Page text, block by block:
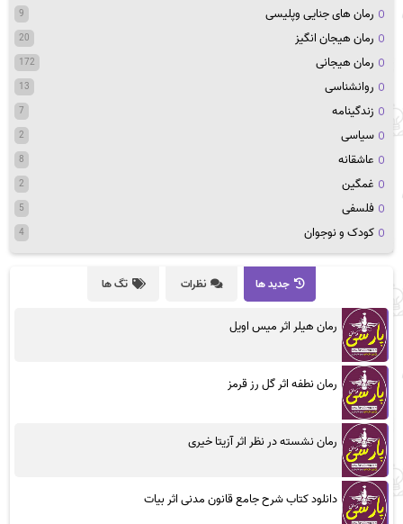
رمان های جنایی وپلیسی 9
رمان هیجان انگیز 20
رمان هیجانی 172
روانشناسی 13
زندگینامه 7
سیاسی 2
عاشقانه 8
غمگین 2
فلسفی 5
کودک و نوجوان 4
جدید ها نظرات تگ ها
رمان هیلر اثر میس اویل
رمان نطفه اثر گل رز قرمز
رمان نشسته در نظر اثر آزیتا خیری
دانلود کتاب شرح جامع قانون مدنی اثر بیات